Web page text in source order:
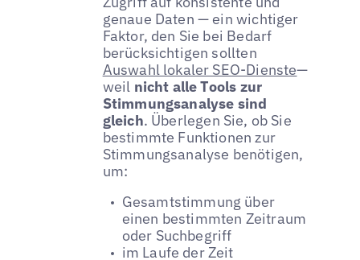
genaue Daten — ein wichtiger
Faktor, den Sie bei Bedarf
berücksichtigen sollten
Auswahl lokaler SEO-Dienste—
weil nicht alle Tools zur
Stimmungsanalyse sind
gleich. Überlegen Sie, ob Sie
bestimmte Funktionen zur
Stimmungsanalyse benötigen,
um:
Gesamtstimmung über
einen bestimmten Zeitraum
oder Suchbegriff
im Laufe der Zeit